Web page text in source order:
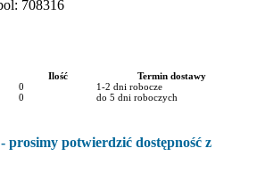
708316
Ilość
Termin dostawy
0
1-2 dni robocze
0 do 5 dni roboczych
prosimy potwierdzić dostępność z